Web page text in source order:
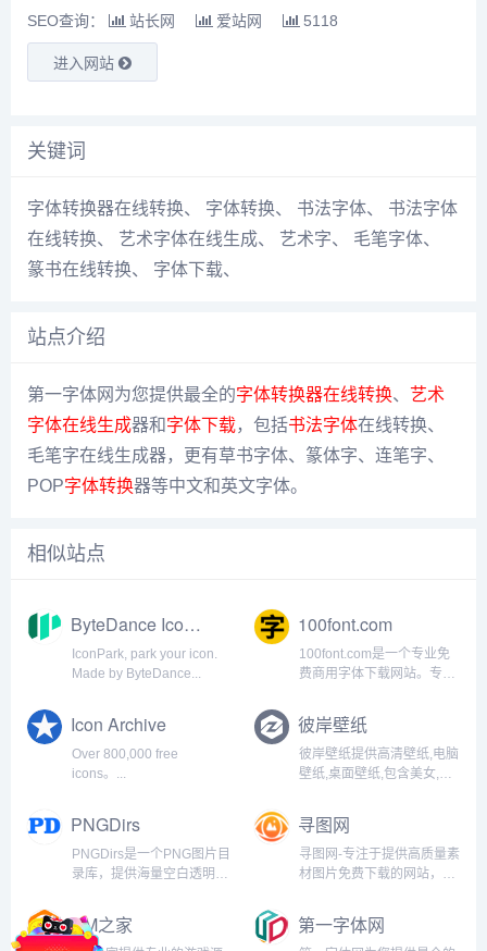
SEO查询：
站长网 爱站网 5118
进入网站
关键词
字体转换器在线转换、 字体转换、 书法字体、 书法字体
在线转换、 艺术字体在线生成、 艺术字、 毛笔字体、
篆书在线转换、 字体下载、
站点介绍
第一字体网为您提供最全的字体转换器在线转换、 艺术
字体在线生成器和字体下载，包括书法字体在线转换、
毛笔字在线生成器，更有草书字体、篆体字、连笔字、
POP字体转换器等中文和英文字体。
相似站点
ByteDance IconPark
IconPark, park your icon.
Made by ByteDance...
100font.com
100font.com是一个专业免
费商用字体下载网站。专注
免费无版权可商用字体。免
费字体下载、免费放心商
用。...
Icon Archive
Over 800,000 free
icons。...
彼岸壁纸
彼岸壁纸提供高清壁纸,电脑
壁纸,桌面壁纸,包含美女,游
PNGDirs
PNGDirs是一个PNG图片目
录库，提供海量空白透明背
所有的资源均可免费下载，
可免费商用。...
寻图网
寻图网-专注于提供高质量素
材图片免费下载的网站，提
材、高清背景素材、图片素
材、设计素材、音效音频素
GM之家 第一字体网